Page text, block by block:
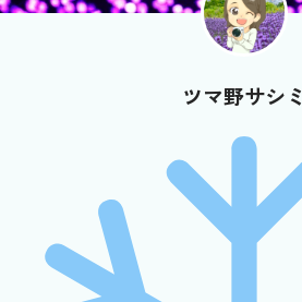
ツマ野サシミ